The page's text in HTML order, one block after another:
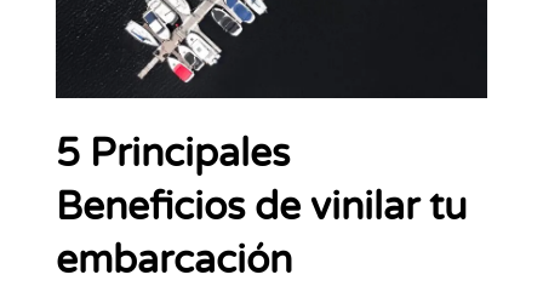
5 Principales
Beneficios de vinilar tu
embarcación